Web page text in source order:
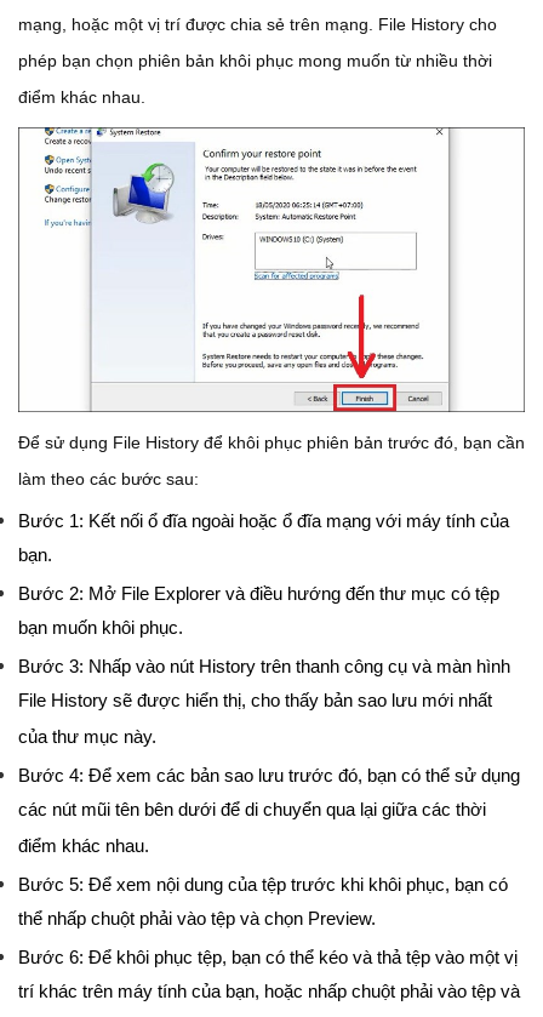
mạng, hoặc một vị trí được chia sẻ trên mạng. File History cho
phép bạn chọn phiên bản khôi phục mong muốn từ nhiều thời
điểm khác nhau.
Để sử dụng File History để khôi phục phiên bản trước đó, bạn cần
làm theo các bước sau:
Bước 1: Kết nối ổ đĩa ngoài hoặc ổ đĩa mạng với máy tính của
bạn.
Bước 2: Mở File Explorer và điều hướng đến thư mục có tệp
bạn muốn khôi phục.
Bước 3: Nhấp vào nút History trên thanh công cụ và màn hình
File History sẽ được hiển thị, cho thấy bản sao lưu mới nhất
của thư mục này.
Bước 4: Để xem các bản sao lưu trước đó, bạn có thể sử dụng
các nút mũi tên bên dưới để di chuyển qua lại giữa các thời
điểm khác nhau.
Bước 5: Để xem nội dung của tệp trước khi khôi phục, bạn có
thể nhấp chuột phải vào tệp và chọn Preview.
Bước 6: Để khôi phục tệp, bạn có thể kéo và thả tệp vào một vị
trí khác trên máy tính của bạn, hoặc nhấp chuột phải vào tệp và